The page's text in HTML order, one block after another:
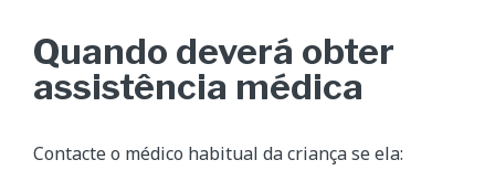
Quando deverá obter
assistência médica
Contacte o médico habitual da criança se ela: